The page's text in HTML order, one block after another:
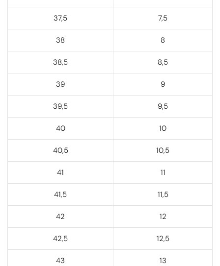
37,5 7,5
38 8
38,5 8,5
39 9
39,5 9,5
40 10
40,5 10,5
41 11
41,5 11,5
42 12
42,5 12,5
43 13